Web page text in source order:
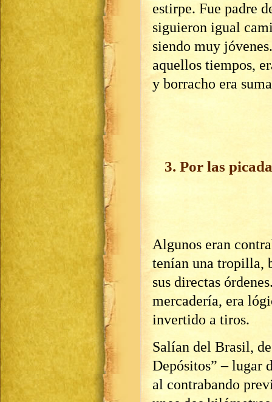
estirpe. Fue padre
siguieron igual
siendo muy
aquellos tiempos,
y borracho era
3. Por las
Algunos eran
tenían una tropilla,
sus directas
mercadería, era
invertido a tiros.
Salían del Brasil,
Depósitos” – lugar
al contrabando